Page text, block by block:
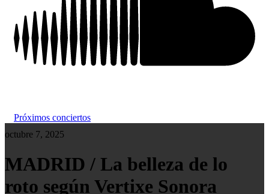
Próximos conciertos
octubre 7, 2025
MADRID / La belleza de lo
roto según Vertixe Sonora